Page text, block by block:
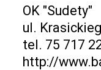
OK "Sudety"
ul.
tel. 75 717
http://